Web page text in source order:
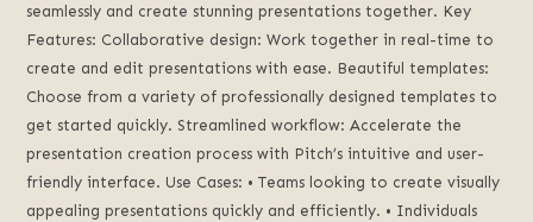
seamlessly and create stunning presentations together. Key
Features: Collaborative design: Work together in real-time to
create and edit presentations with ease. Beautiful templates:
Choose from a variety of professionally designed templates to
get started quickly. Streamlined workflow: Accelerate the
presentation creation process with Pitch’s intuitive and user-
friendly interface. Use Cases: • Teams looking to create visually
appealing presentations quickly and efficiently. • Individuals